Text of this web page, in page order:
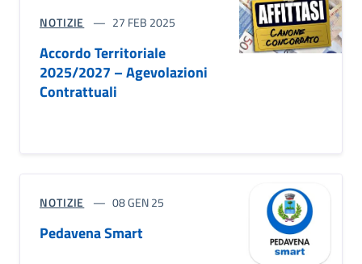
NOTIZIE 27 FEB 2025
Accordo Territoriale
2025/2027 – Agevolazioni
Contrattuali
NOTIZIE 08 GEN 25
Pedavena Smart